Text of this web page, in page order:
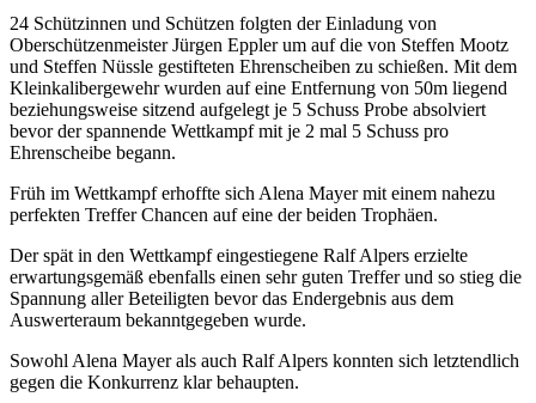
24 Schützinnen und Schützen folgten der Einladung von
Oberschützenmeister Jürgen Eppler um auf die von Steffen Mootz
und Steffen Nüssle gestifteten Ehrenscheiben zu schießen. Mit dem
Kleinkalibergewehr wurden auf eine Entfernung von 50m liegend
beziehungsweise sitzend aufgelegt je 5 Schuss Probe absolviert
bevor der spannende Wettkampf mit je 2 mal 5 Schuss pro
Ehrenscheibe begann.
Früh im Wettkampf erhoffte sich Alena Mayer mit einem nahezu
perfekten Treffer Chancen auf eine der beiden Trophäen.
Der spät in den Wettkampf eingestiegene Ralf Alpers erzielte
erwartungsgemäß ebenfalls einen sehr guten Treffer und so stieg die
Spannung aller Beteiligten bevor das Endergebnis aus dem
Auswerteraum bekanntgegeben wurde.
Sowohl Alena Mayer als auch Ralf Alpers konnten sich letztendlich
gegen die Konkurrenz klar behaupten.